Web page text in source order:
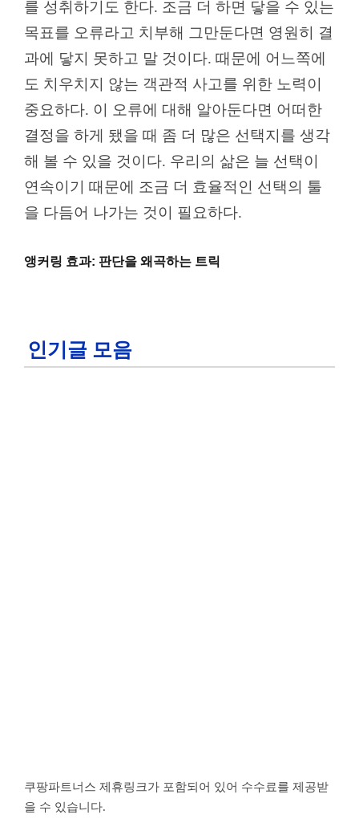
를 성취하기도 한다. 조금 더 하면 닿을 수 있는
목표를 오류라고 치부해 그만둔다면 영원히 결
과에 닿지 못하고 말 것이다. 때문에 어느쪽에
도 치우치지 않는 객관적 사고를 위한 노력이
중요하다. 이 오류에 대해 알아둔다면 어떠한
결정을 하게 됐을 때 좀 더 많은 선택지를 생각
해 볼 수 있을 것이다. 우리의 삶은 늘 선택이
연속이기 때문에 조금 더 효율적인 선택의 툴
을 다듬어 나가는 것이 필요하다.
앵커링 효과: 판단을 왜곡하는 트릭
인기글 모음
쿠팡파트너스 제휴링크가 포함되어 있어 수수료를 제공받
을 수 있습니다.